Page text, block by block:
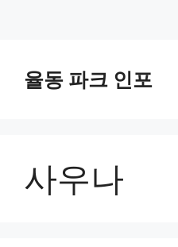
율동 파크 인포
사우나